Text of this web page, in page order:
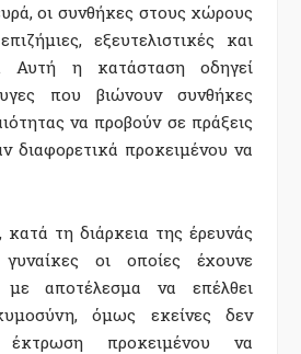
οι συνθήκες στους χώρους
εξευτελιστικές και
Αυτή η κατάσταση οδηγεί
που βιώνουν συνθήκες
να προβούν σε πράξεις
διαφορετικά προκειμένου να
κατά τη διάρκεια της έρευνάς
οι οποίες έχουνε
με αποτέλεσμα να επέλθει
όμως εκείνες δεν
προκειμένου να